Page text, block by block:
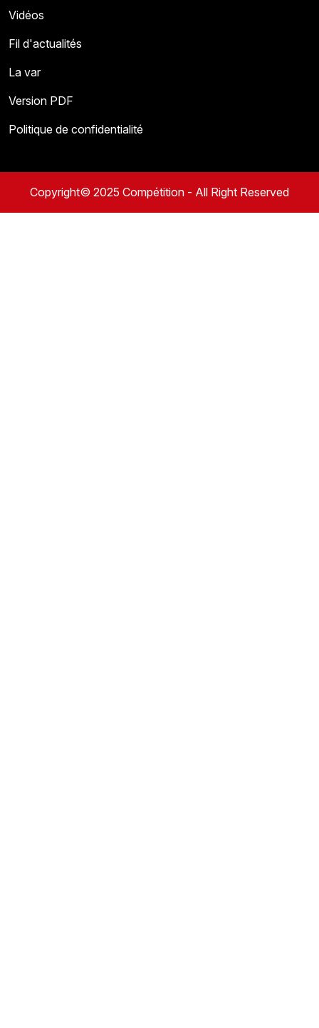
Vidéos
Fil d'actualités
La var
Version PDF
Politique de confidentialité
Copyright© 2025 Compétition - All Right Reserved